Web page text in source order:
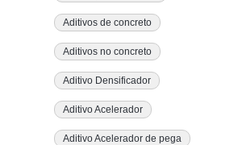
Aditivos de concreto
Aditivos no concreto
Aditivo Densificador
Aditivo Acelerador
Aditivo Acelerador de pega